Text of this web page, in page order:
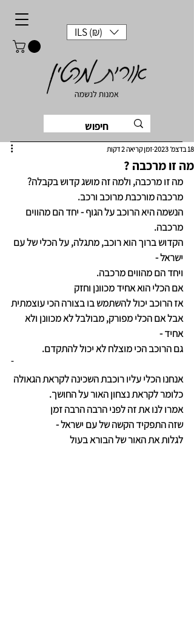
ILS (₪)
מה זו מרכבה ?
18 בדצמ׳ 2023 זמן קריאה 2 דקות
מה זו מרכבה, ולמה זה מושג קדוש בקבלה?
מרכבה מורכבת מרוכב ורכב.
הנשמה היא הרוכב על הגוף - יחד הם מהווים
מרכבה.
הקדוש ברוך הוא רוכב, מתגלה, על הכלי של עם
ישראל -
ויחד הם מהווים מרכבה.
אם הכלי הוא אחיד מכוונן וחזק
אז הרוכב יכול להשתמש בו בצורה הכי עוצמתית
אבל אם הכלי מפורק, מבולבל לא מכוונן ולא
אחיד -
גם הרוכב הכי מוצלח לא יכול להתקדם.
אנחנו הכלי עליו רוכבת השכינה לקראת הגאולה
כלומר לקראת נצחון האור על החושך.
אמרו לנו את זה לפני הרבה הרבה זמן
שזה התפקיד הקשה של עם ישראל -
לגלות את האור של הבורא בעול